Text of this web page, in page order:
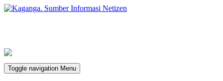
Toggle navigation Menu